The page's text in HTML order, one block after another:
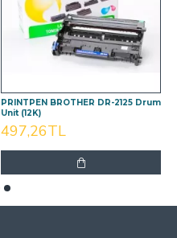
PRINTPEN BROTHER DR-2125 Drum
Unit (12K)
497,26TL